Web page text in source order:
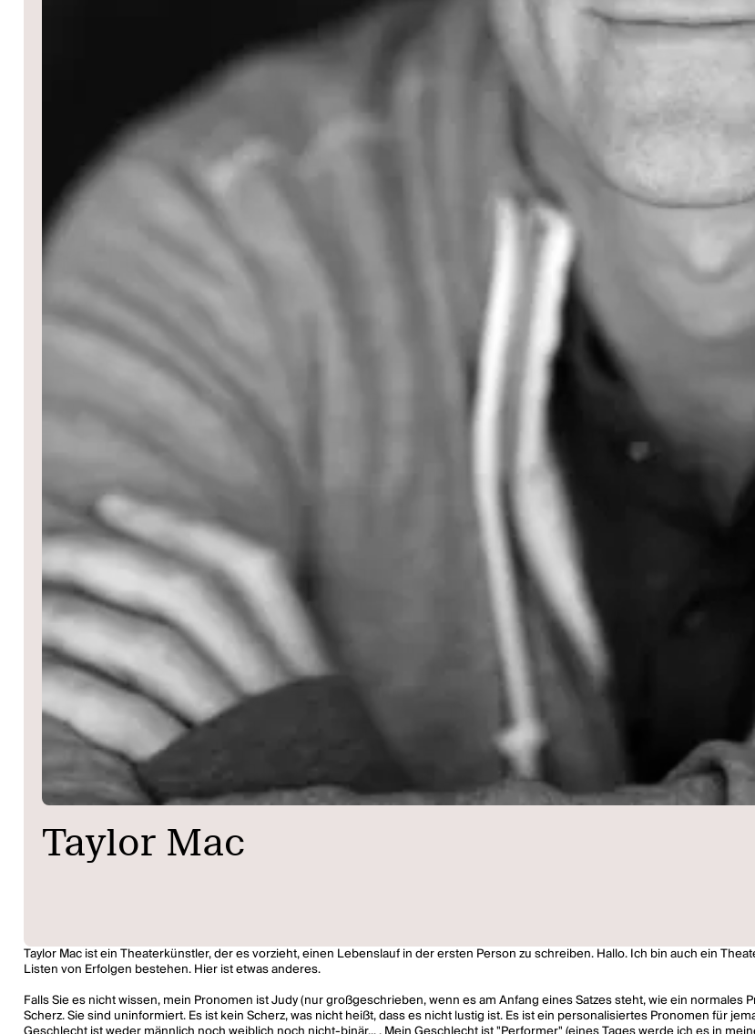
Taylor Mac
Taylor Mac ist ein Theaterkünstler, der es vorzieht, einen Lebenslauf in der ersten Person zu schreiben. Hallo. Ich bin auch ein
Listen von Erfolgen bestehen. Hier ist etwas anderes.
Falls Sie es nicht wissen, mein Pronomen ist Judy (nur großgeschrieben, wenn es am Anfang eines Satzes steht, wie ein
Scherz. Sie sind uninformiert. Es ist kein Scherz, was nicht heißt, dass es nicht lustig ist. Es ist ein personalisiertes Pronomen für